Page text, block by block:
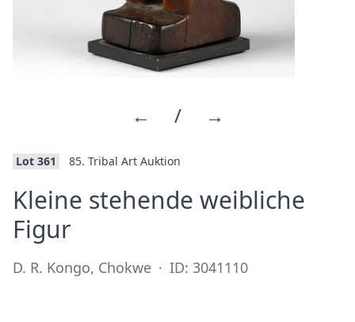
← / →
Lot 361 85. Tribal Art Auktion
Kleine stehende weibliche
Figur·
D. R. Kongo, Chokwe · ID: 3041110